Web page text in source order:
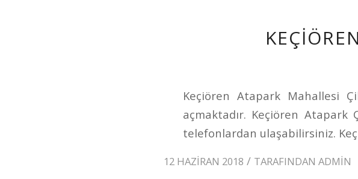
Keçiören Atapark Mahallesi
açmaktadır. Keçiören Atapark
telefonlardan ulaşabilirsiniz.
12 HAZIRAN 2018 / TARAFINDAN ADMIN